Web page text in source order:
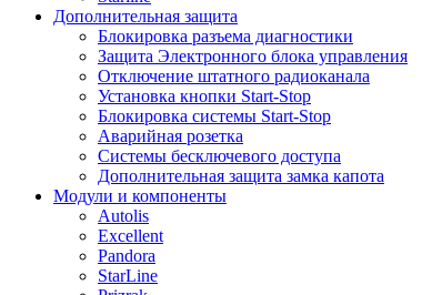
Дополнительная защита
Блокировка разъема диагностики
Защита Электронного блока управления
Отключение штатного радиоканала
Установка кнопки Start-Stop
Блокировка системы Start-Stop
Аварийная розетка
Системы бесключевого доступа
Дополнительная защита замка капота
Модули и компоненты
Autolis
Excellent
Pandora
StarLine